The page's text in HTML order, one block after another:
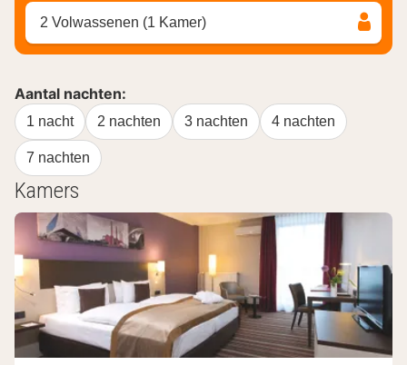
2 Volwassenen (1 Kamer)
Aantal nachten:
1 nacht 2 nachten 3 nachten 4 nachten
7 nachten
Kamers